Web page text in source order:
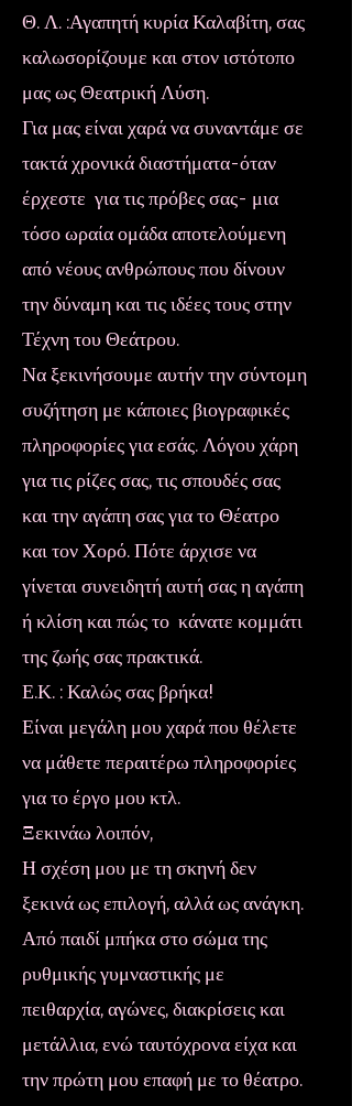
Θ. Λ. :Αγαπητή κυρία Καλαβίτη, σας
καλωσορίζουμε και στον ιστότοπο
μας ως Θεατρική Λύση.
Για μας είναι χαρά να συναντάμε σε
τακτά χρονικά διαστήματα-όταν
έρχεστε για τις πρόβες σας- μια
τόσο ωραία ομάδα αποτελούμενη
από νέους ανθρώπους που δίνουν
την δύναμη και τις ιδέες τους στην
Τέχνη του Θεάτρου.
Να ξεκινήσουμε αυτήν την σύντομη
συζήτηση με κάποιες βιογραφικές
πληροφορίες για εσάς. Λόγου χάρη
για τις ρίζες σας, τις σπουδές σας
και την αγάπη σας για το Θέατρο
και τον Χορό. Πότε άρχισε να
γίνεται συνειδητή αυτή σας η αγάπη
ή κλίση και πώς το κάνατε κομμάτι
της ζωής σας πρακτικά.
Ε.Κ. : Καλώς σας βρήκα!
Είναι μεγάλη μου χαρά που θέλετε
να μάθετε περαιτέρω πληροφορίες
για το έργο μου κτλ.
Ξεκινάω λοιπόν,
Η σχέση μου με τη σκηνή δεν
ξεκινά ως επιλογή, αλλά ως ανάγκη.
Από παιδί μπήκα στο σώμα της
ρυθμικής γυμναστικής με
πειθαρχία, αγώνες, διακρίσεις και
μετάλλια, ενώ ταυτόχρονα είχα και
την πρώτη μου επαφή με το θέατρο.